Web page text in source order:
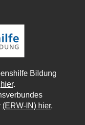
Bildung
hier.
(ERW-IN) hier.